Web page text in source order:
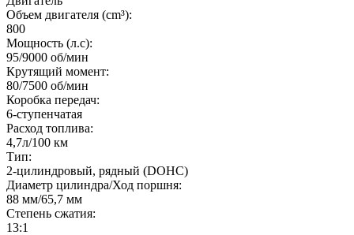
Объем двигателя (cm³):
800
Мощность (л.с):
95/9000 об/мин
Крутящий момент:
80/7500 об/мин
Коробка передач:
6-ступенчатая
Расход топлива:
4,7л/100 км
Тип:
2-цилиндровый, рядный (DOHC)
Диаметр цилиндра/Ход поршня:
88 мм/65,7 мм
Степень сжатия:
13:1